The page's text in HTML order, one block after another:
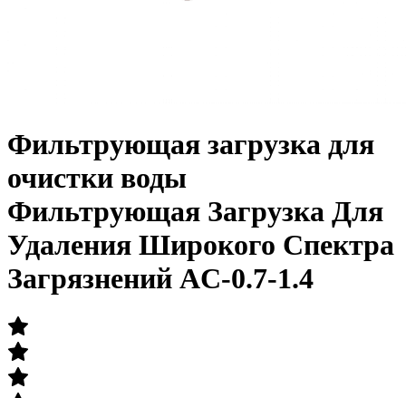
Фильтрующая загрузка для
очистки воды
Фильтрующая Загрузка Для
Удаления Широкого Спектра
Загрязнений AC-0.7-1.4